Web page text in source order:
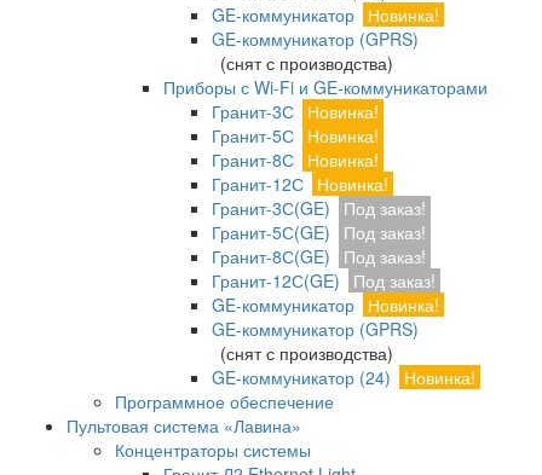
GE-коммуникатор Новинка!
GE-коммуникатор (GPRS)
(снят с производства)
Приборы с Wi-Fi и GE-коммуникаторами
Гранит-3С Новинка!
Гранит-5С Новинка!
Гранит-8С Новинка!
Гранит-12С Новинка!
Гранит-3С(GE)
Под заказ!
Гранит-5С(GE)
Под заказ!
Гранит-8С(GE)
Под заказ!
Гранит-12С(GE)
Под заказ!
GE-коммуникатор Новинка!
GE-коммуникатор (GPRS)
(снят с производства)
GE-коммуникатор (24)
Новинка!
Программное обеспечение
Пультовая система «Лавина»
Концентраторы системы